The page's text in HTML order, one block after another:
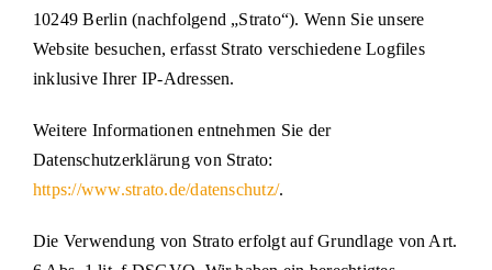
10249 Berlin (nachfolgend „Strato“). Wenn Sie unsere
Website besuchen, erfasst Strato verschiedene Logfiles
inklusive Ihrer IP-Adressen.
Weitere Informationen entnehmen Sie der
Datenschutzerklärung von Strato:
https://www.strato.de/datenschutz/.
Die Verwendung von Strato erfolgt auf Grundlage von Art.